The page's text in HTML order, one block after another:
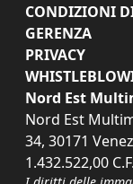
CONDIZIONI
GERENZA
PRIVACY
Nord Est
Nord Est
34, 30171
1.432.522,00